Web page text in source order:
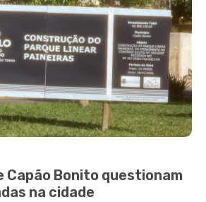
Capão Bonito questionam
na cidade